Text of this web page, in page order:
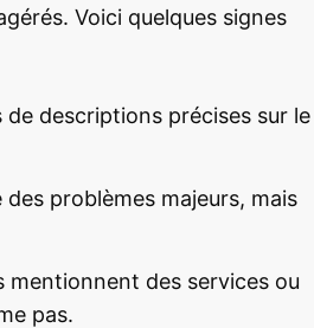
Voici quelques signes
de descriptions précises sur le
problèmes majeurs, mais
mentionnent des services ou
pas.